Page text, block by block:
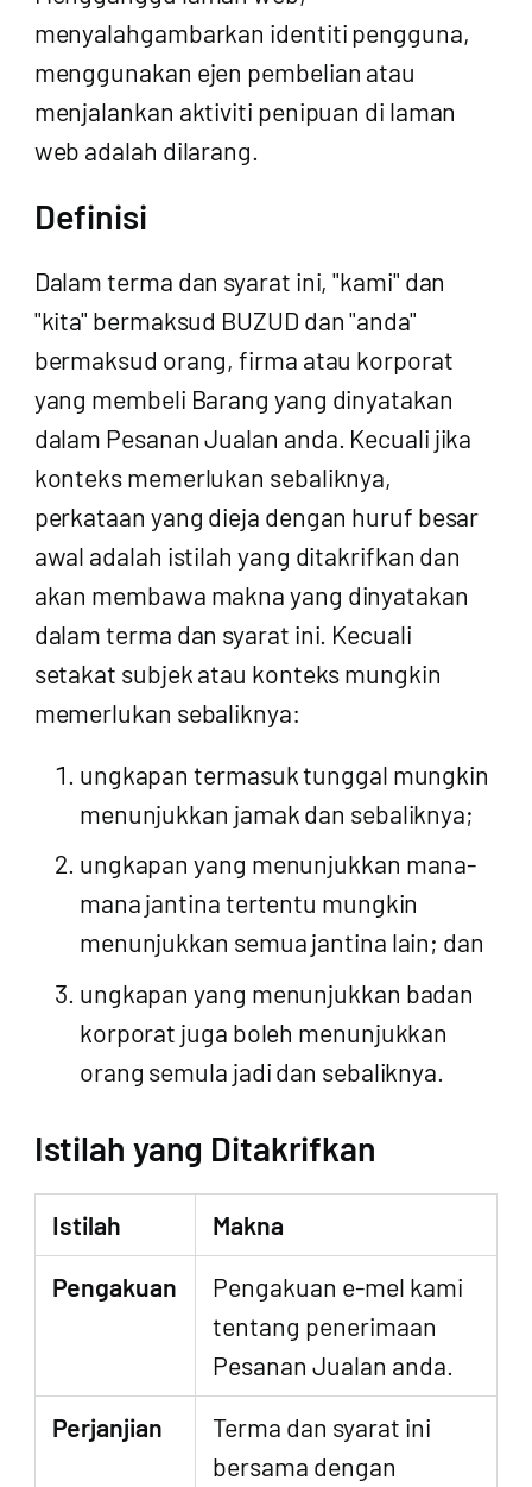
menyalahgambarkan identiti pengguna,
menggunakan ejen pembelian atau
menjalankan aktiviti penipuan di laman
web adalah dilarang.
Definisi
Dalam terma dan syarat ini, "kami" dan
"kita" bermaksud BUZUD dan "anda"
bermaksud orang, firma atau korporat
yang membeli Barang yang dinyatakan
dalam Pesanan Jualan anda. Kecuali jika
konteks memerlukan sebaliknya,
perkataan yang dieja dengan huruf besar
awal adalah istilah yang ditakrifkan dan
akan membawa makna yang dinyatakan
dalam terma dan syarat ini. Kecuali
setakat subjek atau konteks mungkin
memerlukan sebaliknya:
ungkapan termasuk tunggal mungkin
menunjukkan jamak dan sebaliknya;
ungkapan yang menunjukkan mana-
mana jantina tertentu mungkin
menunjukkan semua jantina lain; dan
ungkapan yang menunjukkan badan
korporat juga boleh menunjukkan
orang semula jadi dan sebaliknya.
Istilah yang Ditakrifkan
Istilah
Makna
Pengakuan
Pengakuan e-mel kami
tentang penerimaan
Pesanan Jualan anda.
Perjanjian
Terma dan syarat ini
bersama dengan